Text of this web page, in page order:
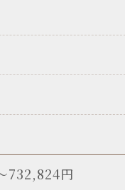
732,824円